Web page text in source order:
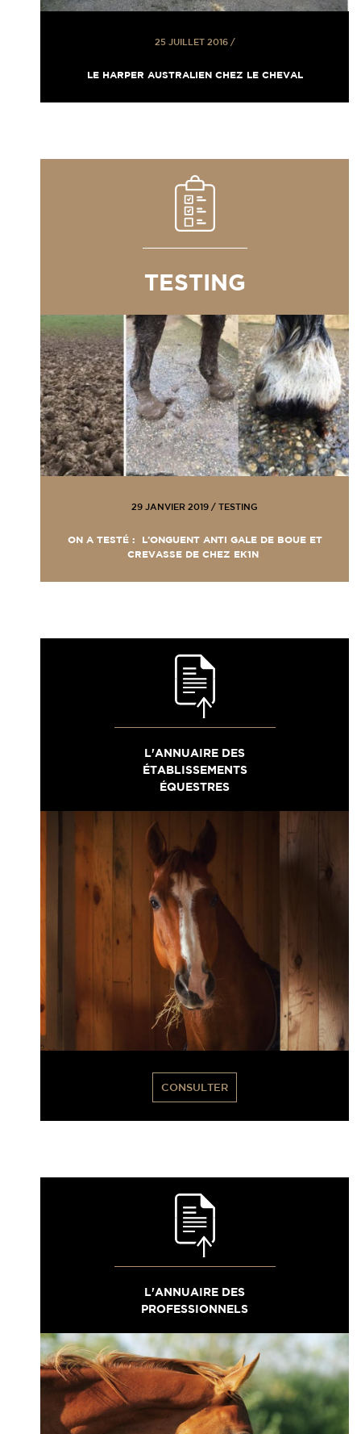
25 JUILLET 2016/
LE HARPER AUSTRALIEN CHEZ LE CHEVAL
TESTING
29 JANVIER 2019 / TESTING
ON A TESTÉ : L’ONGUENT ANTI GALE DE BOUE ET
CREVASSE DE CHEZ EK1N
L'ANNUAIRE DES
ÉTABLISSEMENTS
ÉQUESTRES
CONSULTER
L'ANNUAIRE DES
PROFESSIONNELS